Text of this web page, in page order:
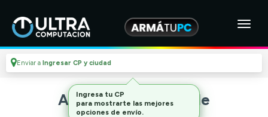
Enviar a Ingresar CP y ciudad
Artículo no disponible
Ingresa tu CP
para mostrarte las mejores
opciones de envío.